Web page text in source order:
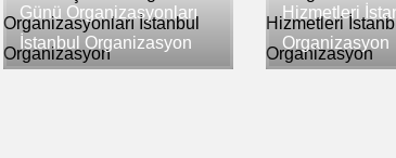
Günü Organizasyonları
İstanbul Organizasyon
Hizmetleri
Organizasyon